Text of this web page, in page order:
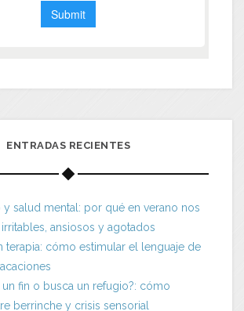
ENTRADAS RECIENTES
y salud mental: por qué en verano nos
ansiosos y agotados
terapia: cómo estimular el lenguaje de
un fin o busca un refugio?: cómo
berrinche y crisis sensorial